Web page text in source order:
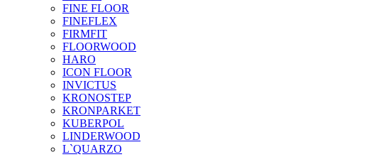
FINE FLOOR
FINEFLEX
FIRMFIT
FLOORWOOD
HARO
ICON FLOOR
INVICTUS
KRONOSTEP
KRONPARKET
KUBERPOL
LINDERWOOD
L`QUARZO